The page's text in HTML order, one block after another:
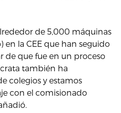
de 5,000 máquinas
en la CEE que han seguido
de que fue en un proceso
también ha
colegios y estamos
con el comisionado